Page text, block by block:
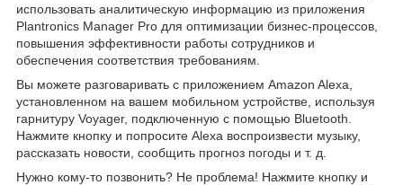
использовать аналитическую информацию из приложения
Plantronics Manager Pro для оптимизации бизнес-процессов,
повышения эффективности работы сотрудников и
обеспечения соответствия требованиям.
Вы можете разговаривать с приложением Amazon Alexa,
установленном на вашем мобильном устройстве, используя
гарнитуру Voyager, подключенную с помощью Bluetooth.
Нажмите кнопку и попросите Alexa воспроизвести музыку,
рассказать новости, сообщить прогноз погоды и т. д.
Нужно кому-то позвонить? Не проблема! Нажмите кнопку и